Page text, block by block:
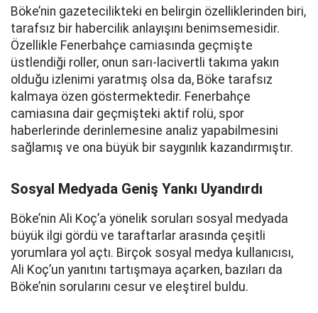
Böke’nin gazetecilikteki en belirgin özelliklerinden biri,
tarafsız bir habercilik anlayışını benimsemesidir.
Özellikle Fenerbahçe camiasında geçmişte
üstlendiği roller, onun sarı-lacivertli takıma yakın
olduğu izlenimi yaratmış olsa da, Böke tarafsız
kalmaya özen göstermektedir. Fenerbahçe
camiasına dair geçmişteki aktif rolü, spor
haberlerinde derinlemesine analiz yapabilmesini
sağlamış ve ona büyük bir saygınlık kazandırmıştır.
Sosyal Medyada Geniş Yankı Uyandırdı
Böke’nin Ali Koç’a yönelik soruları sosyal medyada
büyük ilgi gördü ve taraftarlar arasında çeşitli
yorumlara yol açtı. Birçok sosyal medya kullanıcısı,
Ali Koç’un yanıtını tartışmaya açarken, bazıları da
Böke’nin sorularını cesur ve eleştirel buldu.